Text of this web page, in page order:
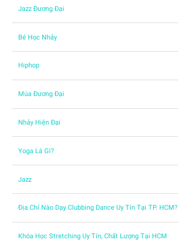
Jazz Đương Đại
Bé Học Nhảy
Hiphop
Múa Đương Đại
Nhảy Hiện Đại
Yoga Là Gì?
Jazz
Địa Chỉ Nào Dạy Clubbing Dance Uy Tín Tại TP. HCM?
Khóa Học Stretching Uy Tín, Chất Lượng Tại HCM